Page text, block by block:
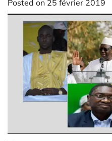
Posted on 25 février 2019